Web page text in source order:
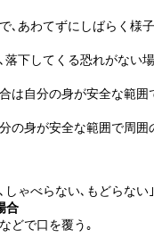
､あわてずにしばらく様
落下してくる恐れがない
は自分の身が安全な範
の身が安全な範囲で周
､しゃべらない､もどらな
合
どで口を覆う｡